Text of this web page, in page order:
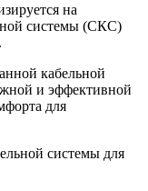
на
системы (СКС)
кабельной
и эффективной
для
системы для